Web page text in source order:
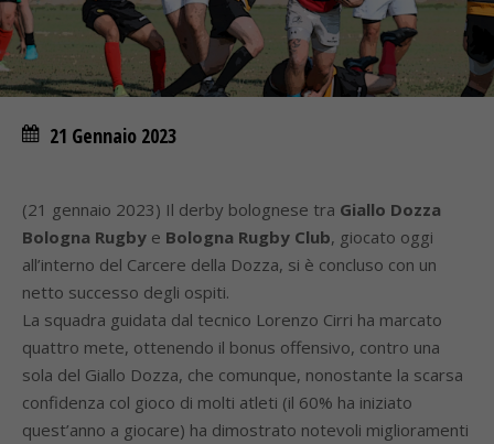
21 Gennaio 2023
(21 gennaio 2023) Il derby bolognese tra Giallo Dozza
Bologna Rugby e Bologna Rugby Club, giocato oggi
all’interno del Carcere della Dozza, si è concluso con un
netto successo degli ospiti.
La squadra guidata dal tecnico Lorenzo Cirri ha marcato
quattro mete, ottenendo il bonus offensivo, contro una
sola del Giallo Dozza, che comunque, nonostante la scarsa
confidenza col gioco di molti atleti (il 60% ha iniziato
quest’anno a giocare) ha dimostrato notevoli miglioramenti